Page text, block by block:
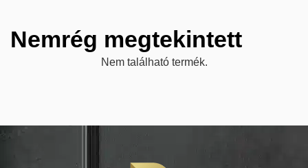
Nemrég megtekintett
Nem található termék.